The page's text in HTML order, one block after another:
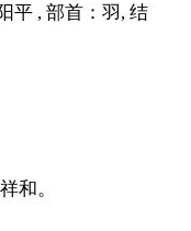
平 , 部首：羽, 结
和。